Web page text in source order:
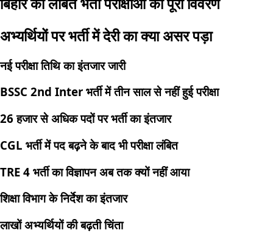
अभ्यर्थियों पर भर्ती में देरी का क्या असर पड़ा
नई परीक्षा तिथि का इंतजार जारी
BSSC 2nd Inter भर्ती में तीन साल से नहीं हुई परीक्षा
26 हजार से अधिक पदों पर भर्ती का इंतजार
CGL भर्ती में पद बढ़ने के बाद भी परीक्षा लंबित
TRE 4 भर्ती का विज्ञापन अब तक क्यों नहीं आया
शिक्षा विभाग के निर्देश का इंतजार
लाखों अभ्यर्थियों की बढ़ती चिंता